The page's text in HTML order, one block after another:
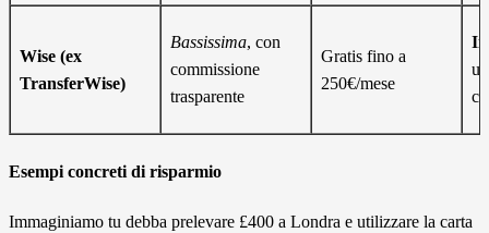
Wise (ex
TransferWise)
Bassissima, con
commissione
trasparente
Gratis fino a
250€/mese
Esempi concreti di risparmio
Immaginiamo tu debba prelevare £400 a Londra e utilizzare la carta